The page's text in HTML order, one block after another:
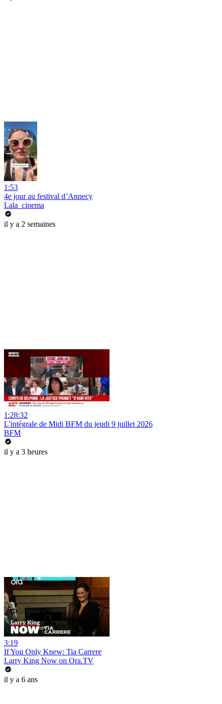
1:53
4e jour au festival d’Annecy
Lala_cinema
il y a 2 semaines
1:28:32
L'intégrale de Midi BFM du jeudi 9 juillet 2026
BFM
il y a 3 heures
3:19
If You Only Knew: Tia Carrere
Larry King Now on Ora.TV
il y a 6 ans